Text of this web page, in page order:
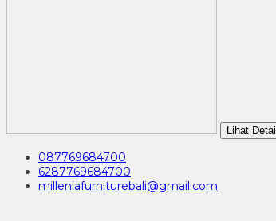
Lihat Detail
087769684700
6287769684700
milleniafurniturebali@gmail.com